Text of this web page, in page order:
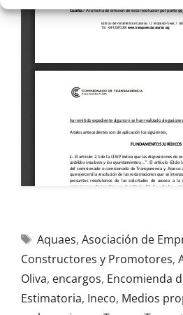
Aquaes, Asociación de
Constructores y Promotores,
Oliva, encargos, Encomienda
Estimatoria, Ineco, Medios